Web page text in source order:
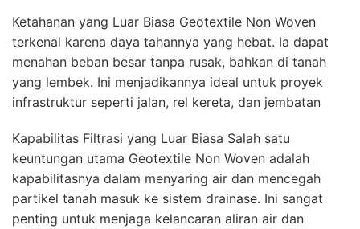
Ketahanan yang Luar Biasa Geotextile Non Woven
terkenal karena daya tahannya yang hebat. Ia dapat
menahan beban besar tanpa rusak, bahkan di tanah
yang lembek. Ini menjadikannya ideal untuk proyek
infrastruktur seperti jalan, rel kereta, dan jembatan
Kapabilitas Filtrasi yang Luar Biasa Salah satu
keuntungan utama Geotextile Non Woven adalah
kapabilitasnya dalam menyaring air dan mencegah
partikel tanah masuk ke sistem drainase. Ini sangat
penting untuk menjaga kelancaran aliran air dan